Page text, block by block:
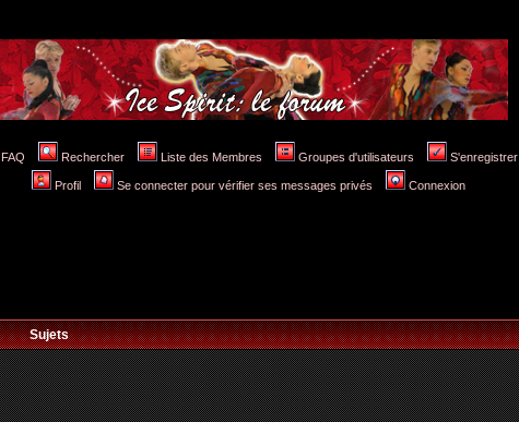
FAQ Rechercher Liste des Membres Groupes d'utilisateurs S'enregistrer
Profil Se connecter pour vérifier ses messages privés Connexion
Sujets